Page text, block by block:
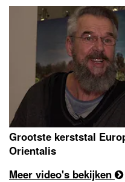
Grootste kerststal
Orientalis
Meer video's bekijken